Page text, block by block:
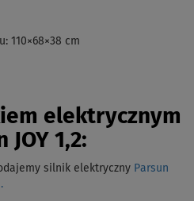
110×68×38 cm
elektrycznym
JOY 1,2:
silnik elektryczny Parsun